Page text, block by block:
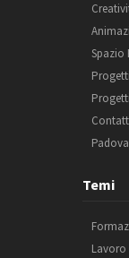
Spazio
Temi
Lavoro